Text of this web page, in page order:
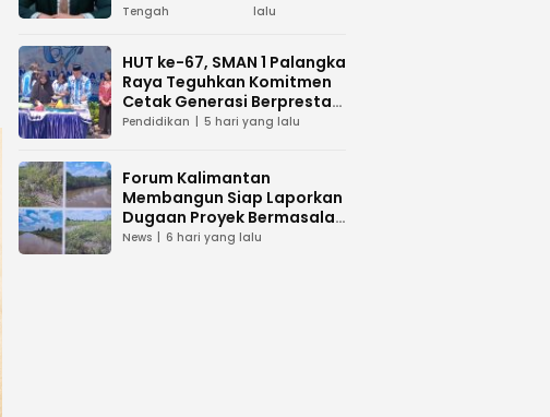
Tengah
lalu
HUT ke-67, SMAN 1 Palangka
Raya Teguhkan Komitmen
Cetak Generasi Berprestasi
dan Peduli Lingkunga
Pendidikan 5 hari yang lalu
Forum Kalimantan
Membangun Siap Laporkan
Dugaan Proyek Bermasalah
PUPR Kalteng
News 6 hari yang lalu